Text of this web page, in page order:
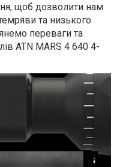
щоб дозволити нам
та низького
переваги та
ATN MARS 4 640 4-